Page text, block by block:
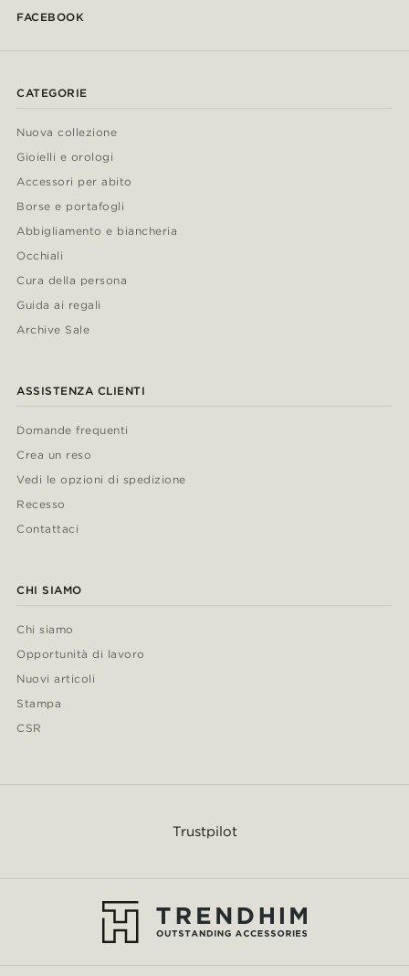
FACEBOOK
CATEGORIE
Nuova collezione
Gioielli e orologi
Accessori per abito
Borse e portafogli
Abbigliamento e biancheria
Occhiali
Cura della persona
Guida ai regali
Archive Sale
ASSISTENZA CLIENTI
Domande frequenti
Crea un reso
Vedi le opzioni di spedizione
Recesso
Contattaci
CHI SIAMO
Chi siamo
Opportunità di lavoro
Nuovi articoli
Stampa
CSR
Trustpilot